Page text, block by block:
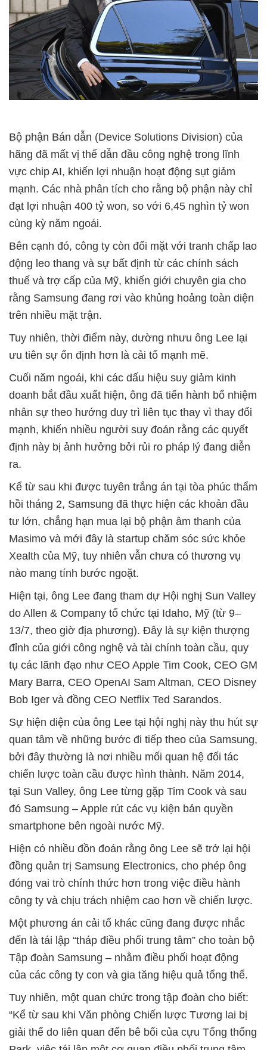
Bộ phận Bán dẫn (Device Solutions Division) của
hãng đã mất vị thế dẫn đầu công nghệ trong lĩnh
vực chip AI, khiến lợi nhuận hoạt động sụt giảm
mạnh. Các nhà phân tích cho rằng bộ phận này chỉ
đạt lợi nhuận 400 tỷ won, so với 6,45 nghìn tỷ won
cùng kỳ năm ngoái.
Bên cạnh đó, công ty còn đối mặt với tranh chấp lao
động leo thang và sự bất định từ các chính sách
thuế và trợ cấp của Mỹ, khiến giới chuyên gia cho
rằng Samsung đang rơi vào khủng hoảng toàn diện
trên nhiều mặt trận.
Tuy nhiên, thời điểm này, dường nhưu ông Lee lại
ưu tiên sự ổn định hơn là cải tổ mạnh mẽ.
Cuối năm ngoái, khi các dấu hiệu suy giảm kinh
doanh bắt đầu xuất hiện, ông đã tiến hành bổ nhiệm
nhân sự theo hướng duy trì liên tục thay vì thay đổi
mạnh, khiến nhiều người suy đoán rằng các quyết
định này bị ảnh hưởng bởi rủi ro pháp lý đang diễn
ra.
Kể từ sau khi được tuyên trắng án tại tòa phúc thẩm
hồi tháng 2, Samsung đã thực hiện các khoản đầu
tư lớn, chẳng hạn mua lại bộ phận âm thanh của
Masimo và mới đây là startup chăm sóc sức khỏe
Xealth của Mỹ, tuy nhiên vẫn chưa có thương vụ
nào mang tính bước ngoặt.
Hiện tại, ông Lee đang tham dự Hội nghị Sun Valley
do Allen & Company tổ chức tại Idaho, Mỹ (từ 9–
13/7, theo giờ địa phương). Đây là sự kiện thượng
đỉnh của giới công nghệ và tài chính toàn cầu, quy
tụ các lãnh đạo như CEO Apple Tim Cook, CEO GM
Mary Barra, CEO OpenAI Sam Altman, CEO Disney
Bob Iger và đồng CEO Netflix Ted Sarandos.
Sự hiện diện của ông Lee tại hội nghị này thu hút sự
quan tâm về những bước đi tiếp theo của Samsung,
bởi đây thường là nơi nhiều mối quan hệ đối tác
chiến lược toàn cầu được hình thành. Năm 2014,
tại Sun Valley, ông Lee từng gặp Tim Cook và sau
đó Samsung – Apple rút các vụ kiện bản quyền
smartphone bên ngoài nước Mỹ.
Hiện có nhiều đồn đoán rằng ông Lee sẽ trở lại hội
đồng quản trị Samsung Electronics, cho phép ông
đóng vai trò chính thức hơn trong việc điều hành
công ty và chịu trách nhiệm cao hơn về chiến lược.
Một phương án cải tổ khác cũng đang được nhắc
đến là tái lập “tháp điều phối trung tâm” cho toàn bộ
Tập đoàn Samsung – nhằm điều phối hoạt động
của các công ty con và gia tăng hiệu quả tổng thể.
Tuy nhiên, một quan chức trong tập đoàn cho biết:
“Kể từ sau khi Văn phòng Chiến lược Tương lai bị
giải thể do liên quan đến bê bối của cựu Tổng thống